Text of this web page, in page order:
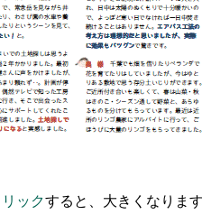
ックすると、大きくなります